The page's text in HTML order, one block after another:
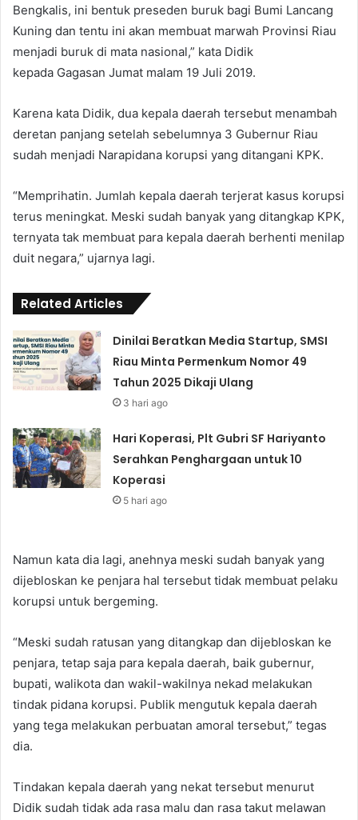
Bengkalis, ini bentuk preseden buruk bagi Bumi Lancang
Kuning dan tentu ini akan membuat marwah Provinsi Riau
menjadi buruk di mata nasional,” kata Didik
kepada Gagasan Jumat malam 19 Juli 2019.
Karena kata Didik, dua kepala daerah tersebut menambah
deretan panjang setelah sebelumnya 3 Gubernur Riau
sudah menjadi Narapidana korupsi yang ditangani KPK.
“Memprihatin. Jumlah kepala daerah terjerat kasus korupsi
terus meningkat. Meski sudah banyak yang ditangkap KPK,
ternyata tak membuat para kepala daerah berhenti menilap
duit negara,” ujarnya lagi.
Related Articles
Dinilai Beratkan Media Startup, SMSI
Riau Minta Permenkum Nomor 49
Tahun 2025 Dikaji Ulang
3 hari ago
Hari Koperasi, Plt Gubri SF Hariyanto
Serahkan Penghargaan untuk 10
Koperasi
5 hari ago
Namun kata dia lagi, anehnya meski sudah banyak yang
dijebloskan ke penjara hal tersebut tidak membuat pelaku
korupsi untuk bergeming.
“Meski sudah ratusan yang ditangkap dan dijebloskan ke
penjara, tetap saja para kepala daerah, baik gubernur,
bupati, walikota dan wakil-wakilnya nekad melakukan
tindak pidana korupsi. Publik mengutuk kepala daerah
yang tega melakukan perbuatan amoral tersebut,” tegas
dia.
Tindakan kepala daerah yang nekat tersebut menurut
Didik sudah tidak ada rasa malu dan rasa takut melawan